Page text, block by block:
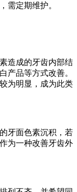
需定期维护。
造成的牙齿内部结
产品等方式改善。
为明显，成为此类
牙面色素沉积，若
为一种改善牙齿外